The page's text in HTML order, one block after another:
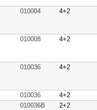
010004 4+2
010008 4+2
010036 4+2
010036 4+2
010036B 2+2